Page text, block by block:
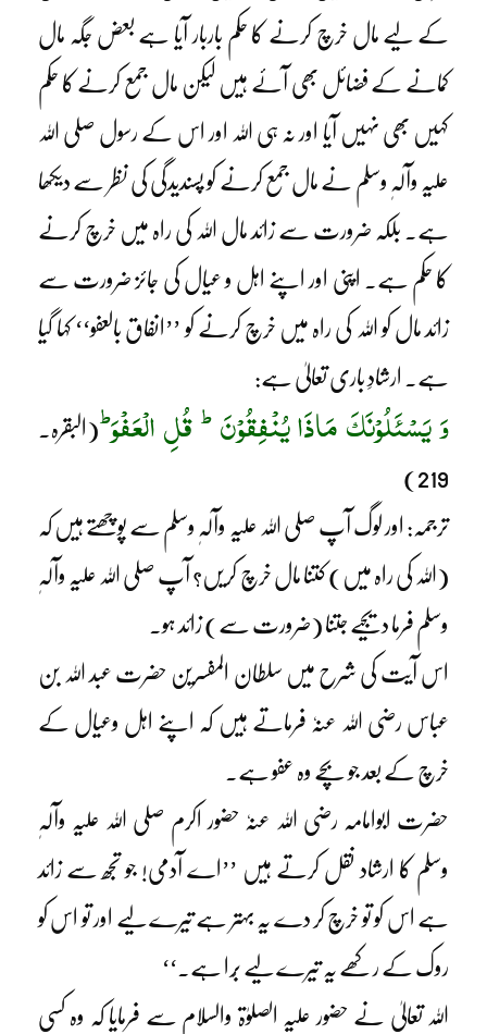
کے لیے مال خرچ کرنے کا حکم باربار آیا ہے بعض جگہ مال
کمانے کے فضائل بھی آئے ہیں لیکن مال جمع کرنے کا حکم
کہیں بھی نہیں آیا اور نہ ہی اللہ اور اس کے رسول صلی اللہ
علیہ وآلہٖ وسلم نے مال جمع کرنے کو پسندیدگی کی نظر سے دیکھا
ہے۔ بلکہ ضرورت سے زائد مال اللہ کی راہ میں خرچ کرنے
کا حکم ہے۔ اپنی اور اپنے اہل و عیال کی جائز ضرورت سے
زائد مال کو اللہ کی راہ میں خرچ کرنے کو ’’انفاق بالعفو‘‘ کہا گیا
ہے۔ ارشادِ باری تعالیٰ ہے:
وَ یَسْئَلُوْنَکَ مَاذَا یُنْفِقُوْنَطقُلِ الْعَفْوَط(البقرہ۔
219)
ترجمہ: اور لوگ آپ صلی اللہ علیہ وآلہٖ وسلم سے پوچھتے ہیں کہ
(اللہ کی راہ میں) کتنا مال خرچ کریں؟ آپ صلی اللہ علیہ وآلہٖ
وسلم فرما دیجیے جتنا (ضرورت سے) زائد ہو۔
اس آیت کی شرح میں سلطان المفسرین حضرت عبد اللہ بن
عباس رضی اللہ عنہٗ فرماتے ہیں کہ اپنے اہل وعیال کے
خرچ کے بعد جو بچے وہ عفو ہے۔
حضرت ابوامامہ رضی اللہ عنہٗ حضور اکرم صلی اللہ علیہ وآلہٖ
وسلم کا ارشاد نقل کرتے ہیں ’’اے آدمی! جو تجھ سے زائد
ہے اس کو تو خرچ کر دے یہ بہتر ہے تیرے لیے اور تو اس کو
روک کے رکھے یہ تیرے لیے بُرا ہے۔‘‘
اللہ تعالیٰ نے حضور علیہ الصلوٰۃ والسلام سے فرمایا کہ وہ کسی